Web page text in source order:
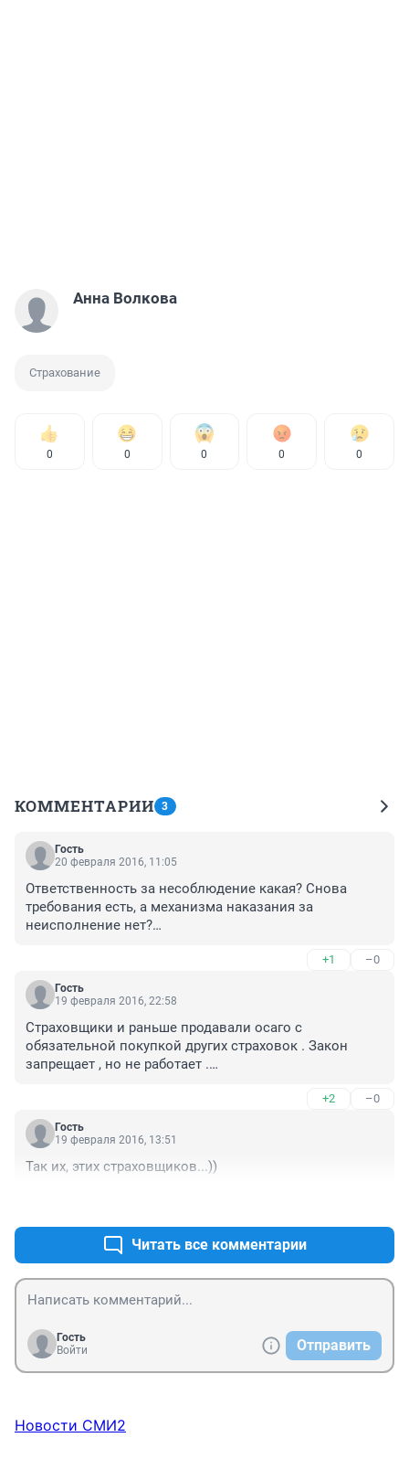
Анна Волкова
Страхование
0 0 0 0 0
КОММЕНТАРИИ 3
Гость
20 февраля 2016, 11:05
Ответственность за несоблюдение какая? Снова
требования есть, а механизма наказания за
неисполнение нет?
штрафы предусмотрены, а тут требования. Да и
штрафы умиляют: 50 тыс. для того же Росгосстраха -
смех просто, а сколько людей добились наказания
несоблюдения закона полностью перекрывает эти
смехотворные санкции.
Нужен закон с АДЕКВАТНЫМ наказанием за
+1 –0
Гость
19 февраля 2016, 22:58
Страховщики и раньше продавали осаго с
обязательной покупкой других страховок . Закон
запрещает , но не работает .
Сегодняшние правители убили не то что веру в
светлое будущее , даже мечта уходит когда
+2 –0
Гость
19 февраля 2016, 13:51
Так их, этих страховщиков...))
Читать все комментарии
Гость
Войти
Отправить
Новости СМИ2